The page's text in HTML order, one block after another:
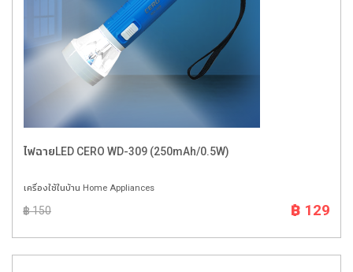
ไฟฉายLED CERO WD-309 (250mAh/0.5W)
เครื่องใช้ในบ้าน Home Appliances
฿ 150 ฿ 129